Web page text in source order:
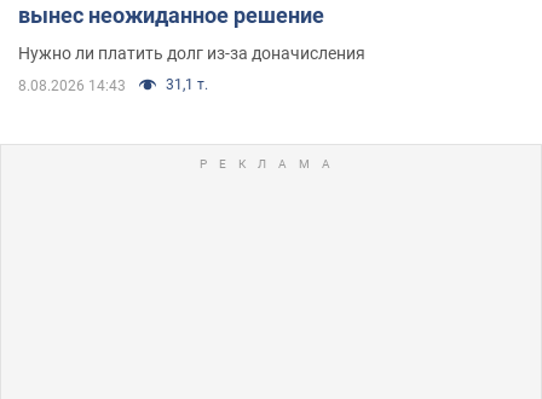
вынес неожиданное решение
Нужно ли платить долг из-за доначисления
8.08.2026 14:43 31,1 т.